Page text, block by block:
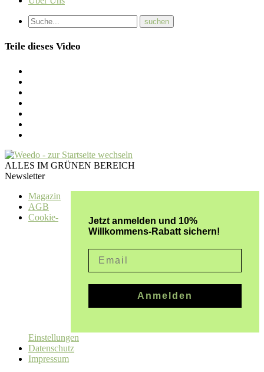
Teile dieses Video
ALLES IM GRÜNEN BEREICH
Newsletter
Jetzt anmelden und 10%
Willkommens-Rabatt sichern!
Anmelden
Magazin
AGB
Cookie-
Einstellungen
Datenschutz
Impressum